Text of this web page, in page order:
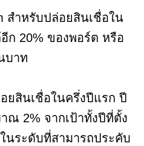
สำหรับปล่อยสินเชื่อใน
20% ของพอร์ต หรือ
บาท
ยสินเชื่อในครึ่งปีแรก ปี
ณ 2% จากเป้าทั้งปีที่ตั้ง
นระดับที่สามารถประคับ